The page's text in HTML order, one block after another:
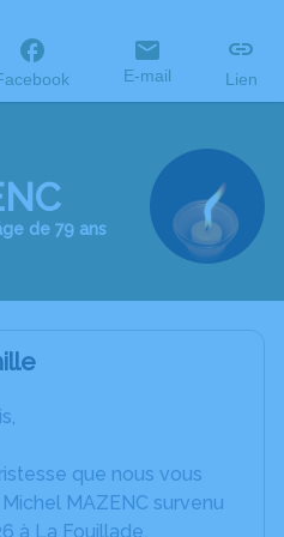
E-mail Lien
de 79 ans
que nous vous
MAZENC survenu
à La Fouillade.